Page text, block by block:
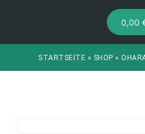
0,00
STARTSEITE » SHOP »